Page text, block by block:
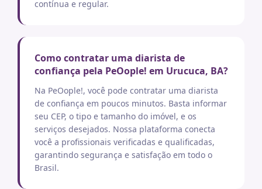
contínua e regular.
Como contratar uma diarista de
confiança pela PeOople! em Urucuca, BA?
Na PeOople!, você pode contratar uma diarista
de confiança em poucos minutos. Basta informar
seu CEP, o tipo e tamanho do imóvel, e os
serviços desejados. Nossa plataforma conecta
você a profissionais verificadas e qualificadas,
garantindo segurança e satisfação em todo o
Brasil.